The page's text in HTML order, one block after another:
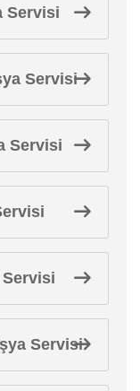
Servisi
Servisi
Servisi
Servisi